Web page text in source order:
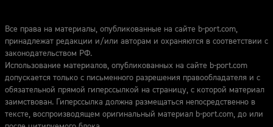
Все права на материалы, опубликованные на сайте b-port.com,
принадлежат редакции и/или авторам и охраняются в соответствии с
законодательством РФ.
Использование материалов, опубликованных на сайте b-port.com
допускается только с письменного разрешения правообладателя и с
обязательной прямой гиперссылкой на страницу, с которой материал
заимствован. Гиперссылка должна размещаться непосредственно в
тексте, воспроизводящем оригинальный материал b-port.com, до или